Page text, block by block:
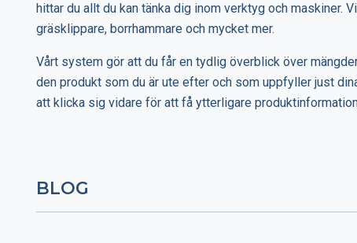
hittar du allt du kan tänka dig inom verktyg och maskiner.
gräsklippare, borrhammare och mycket mer.
Vårt system gör att du får en tydlig överblick över
den produkt som du är ute efter och som uppfyller just
att klicka sig vidare för att få ytterligare
BLOG